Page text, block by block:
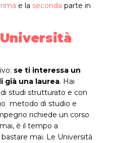
e la seconda parte in
se ti interessa un
già una laurea. Hai
studi strutturato e con
metodo di studio e
richiede un corso
è il tempo a
mai. Le Università